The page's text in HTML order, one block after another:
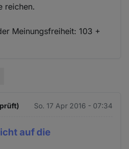
reichen.
Meinungsfreiheit: 103 +
So. 17 Apr 2016 - 07:34
auf die